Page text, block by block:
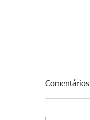
Comentários